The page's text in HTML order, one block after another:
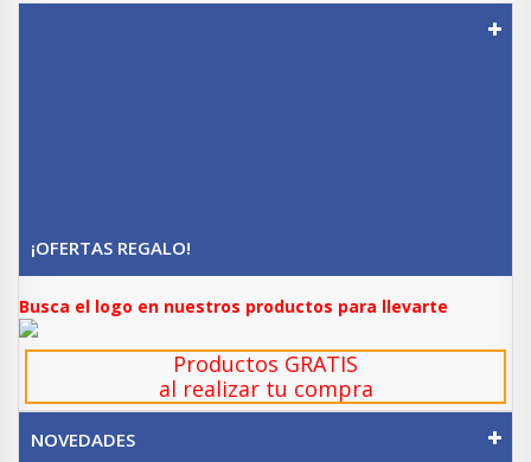
¡OFERTAS REGALO!
Busca el logo en nuestros productos para llevarte
Productos GRATIS
al realizar tu compra
NOVEDADES